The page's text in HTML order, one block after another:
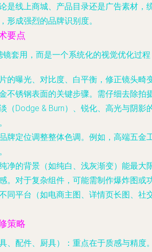
论是线上商城、产品目录还是广告素材
形成强烈的品牌识别度。
要点
套用，而是一个系统化的视觉优化过程
的曝光、对比度、白平衡，修正镜头
不锈钢表面的关键步骤。需仔细去除
（Dodge & Burn）、锐化、高光与阴
品牌定位调整整体色调。例如，高端五
纯净的背景（如纯白、浅灰渐变）能最
。对于复杂组件，可能需制作爆炸图或
不同平台（如电商主图、详情页长图、
策略
、配件、厨具） ：重点在于质感与精度